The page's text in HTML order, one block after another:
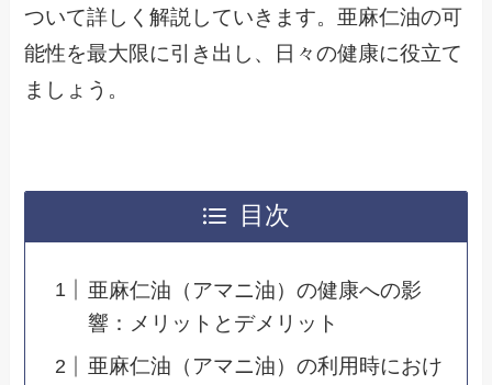
ついて詳しく解説していきます。亜麻仁油の可
能性を最大限に引き出し、日々の健康に役立て
ましょう。
目次
亜麻仁油（アマニ油）の健康への影
響：メリットとデメリット
亜麻仁油（アマニ油）の利用時におけ